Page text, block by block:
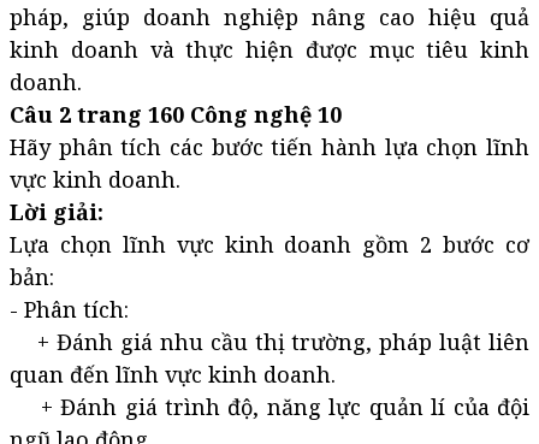
pháp, giúp doanh nghiệp nâng cao hiệu quả
kinh doanh và thực hiện được mục tiêu kinh
doanh.
Câu 2 trang 160 Công nghệ 10
Hãy phân tích các bước tiến hành lựa chọn lĩnh
vực kinh doanh.
Lời giải:
Lựa chọn lĩnh vực kinh doanh gồm 2 bước cơ
bản:
- Phân tích:
+ Đánh giá nhu cầu thị trường, pháp luật liên
quan đến lĩnh vực kinh doanh.
+ Đánh giá trình độ, năng lực quản lí của đội